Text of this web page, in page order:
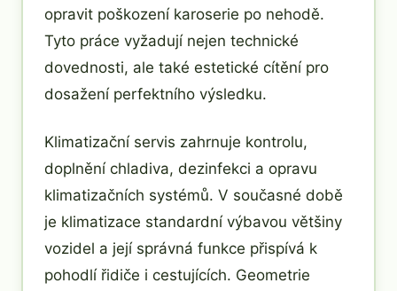
opravit poškození karoserie po nehodě.
Tyto práce vyžadují nejen technické
dovednosti, ale také estetické cítění pro
dosažení perfektního výsledku.
Klimatizační servis zahrnuje kontrolu,
doplnění chladiva, dezinfekci a opravu
klimatizačních systémů. V současné době
je klimatizace standardní výbavou většiny
vozidel a její správná funkce přispívá k
pohodlí řidiče i cestujících. Geometrie